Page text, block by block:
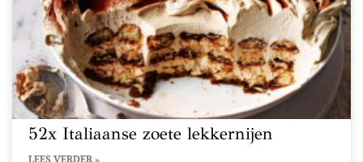
52x Italiaanse zoete lekkernijen
LEES VERDER »